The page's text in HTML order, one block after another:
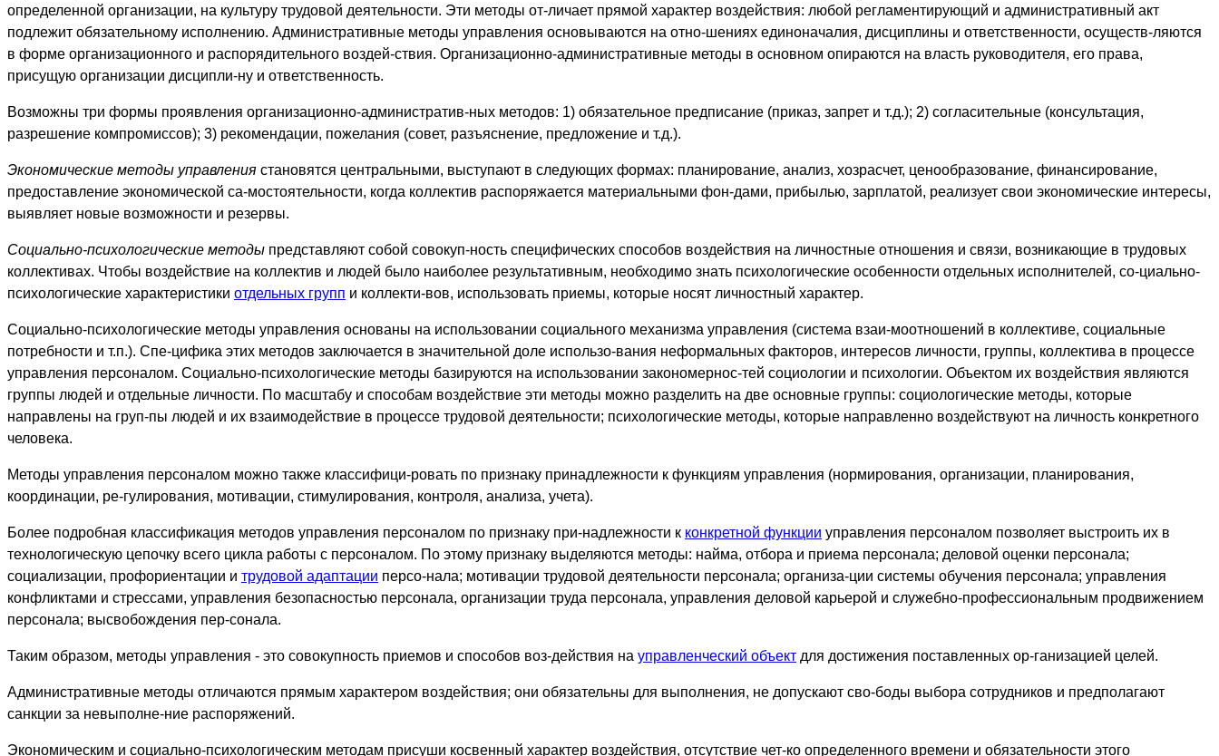
определенной организации, на культуру трудовой деятельности. Эти методы от-личает прямой характер воздействия: любой регламентирующий и административный акт
подлежит обязательному исполнению. Административные методы управления основываются на отно-шениях единоначалия, дисциплины и ответственности, осуществ-ляются
в форме организационного и распорядительного воздей-ствия. Организационно-административные методы в основном опираются на власть руководителя, его права,
присущую организации дисципли-ну и ответственность.
Возможны три формы проявления организационно-административ-ных методов: 1) обязательное предписание (приказ, запрет и т.д.); 2) согласительные (консультация,
разрешение компромиссов); 3) рекомендации, пожелания (совет, разъяснение, предложение и т.д.).
Экономические методы управления становятся центральными, выступают в следующих формах: планирование, анализ, хозрасчет, ценообразование, финансирование,
предоставление экономической са-мостоятельности, когда коллектив распоряжается материальными фон-дами, прибылью, зарплатой, реализует свои экономические интересы,
выявляет новые возможности и резервы.
Социально-психологические методы представляют собой совокуп-ность специфических способов воздействия на личностные отношения и связи, возникающие в трудовых
коллективах. Чтобы воздействие на коллектив и людей было наиболее результативным, необходимо знать психологические особенности отдельных исполнителей, со-циально-
психологические характеристики отдельных групп и коллекти-вов, использовать приемы, которые носят личностный характер.
Социально-психологические методы управления основаны на использовании социального механизма управления (система взаи-моотношений в коллективе, социальные
потребности и т.п.). Спе-цифика этих методов заключается в значительной доле использо-вания неформальных факторов, интересов личности, группы, коллектива в процессе
управления персоналом. Социально-психологические методы базируются на использовании закономернос-тей социологии и психологии. Объектом их воздействия являются
группы людей и отдельные личности. По масштабу и способам воздействие эти методы можно разделить на две основные группы: социологические методы, которые
направлены на груп-пы людей и их взаимодействие в процессе трудовой деятельности; психологические методы, которые направленно воздействуют на личность конкретного
человека.
Методы управления персоналом можно также классифици-ровать по признаку принадлежности к функциям управления (нормирования, организации, планирования,
координации, ре-гулирования, мотивации, стимулирования, контроля, анализа, учета).
Более подробная классификация методов управления персоналом по признаку при-надлежности к конкретной функции управления персоналом позволяет выстроить их в
технологическую цепочку всего цикла работы с персоналом. По этому признаку выделяются методы: найма, отбора и приема персонала; деловой оценки персонала;
социализации, профориентации и трудовой адаптации персо-нала; мотивации трудовой деятельности персонала; организа-ции системы обучения персонала; управления
конфликтами и стрессами, управления безопасностью персонала, организации труда персонала, управления деловой карьерой и служебно-профессиональным продвижением
персонала; высвобождения пер-сонала.
Таким образом, методы управления - это совокупность приемов и способов воз-действия на управленческий объект для достижения поставленных ор-ганизацией целей.
Административные методы отличаются прямым характером воздействия; они обязательны для выполнения, не допускают сво-боды выбора сотрудников и предполагают
санкции за невыполне-ние распоряжений.
Экономическим и социально-психологическим методам присуши косвенный характер воздействия, отсутствие чет-ко определенного времени и обязательности этого